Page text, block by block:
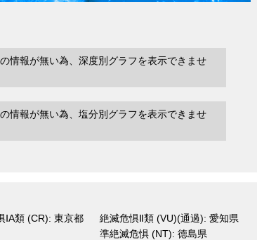
情報が無い為、深度別グラフを表示できませ
情報が無い為、塩分別グラフを表示できませ
ⅠA類 (CR): 東京都 絶滅危惧Ⅱ類 (VU)(通過): 愛知県
準絶滅危惧 (NT): 徳島県